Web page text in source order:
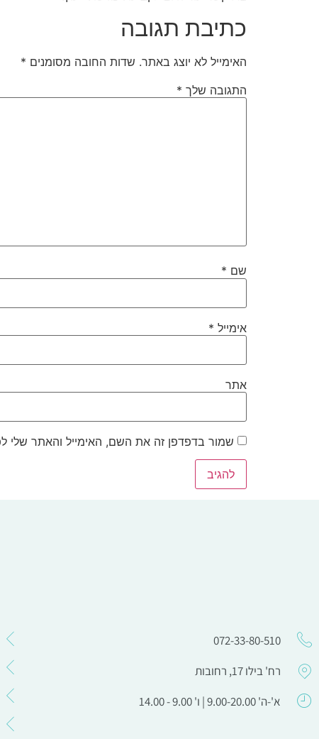
כתיבת תגובה
האימייל לא יוצג באתר. שדות החובה מסומנים *
התגובה שלך *
שם *
אימייל *
אתר
שמור בדפדפן זה את השם, האימייל והאתר שלי
072-33-80-510
רח' בילו 17, רחובות
א'-ה' 9.00-20.00 | ו' 9.00 - 14.00